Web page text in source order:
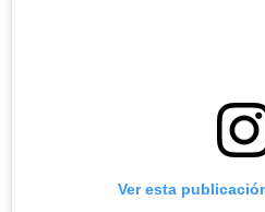
Ver esta